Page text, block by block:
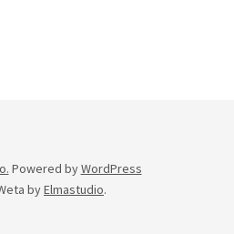
Powered byWordPress
byElmastudio.